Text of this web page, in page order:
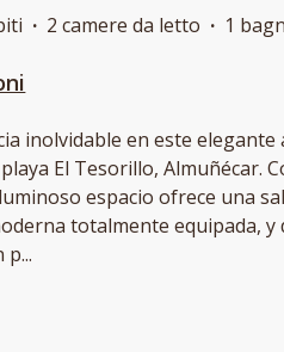
· 2 camere da letto · 1
inolvidable en este
El Tesorillo, Almuñécar.
espacio ofrece una
totalmente equipada, y
p...